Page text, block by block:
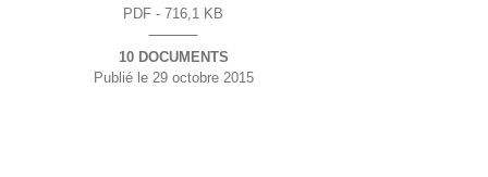
PDF - 716,1 KB
10 DOCUMENTS
Publié le29 octobre 2015